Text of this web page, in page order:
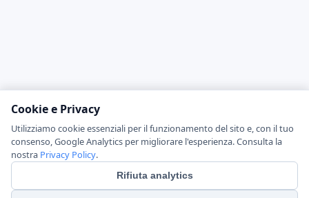
Cookie e Privacy
Utilizziamo cookie essenziali per il funzionamento del sito e, con il tuo
consenso, Google Analytics per migliorare l'esperienza. Consulta la
nostra Privacy Policy.
Rifiuta analytics